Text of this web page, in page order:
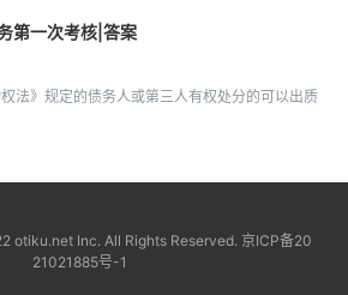
第一次考核|答案
法》规定的债务人或第三人有权处分的可以出质
otiku.net Inc. All Rights Reserved. 京ICP备20
21021885号-1